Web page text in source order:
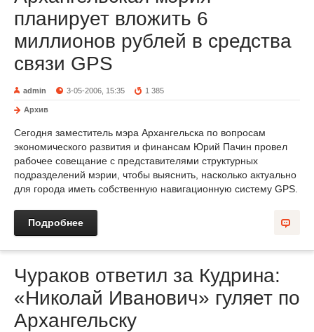
планирует вложить 6
миллионов рублей в средства
связи GPS
admin 3-05-2006, 15:35 1 385
Архив
Сегодня заместитель мэра Архангельска по вопросам
экономического развития и финансам Юрий Пачин провел
рабочее совещание с представителями структурных
подразделений мэрии, чтобы выяснить, насколько актуально
для города иметь собственную навигационную систему GPS.
Подробнее
Чураков ответил за Кудрина:
«Николай Иванович» гуляет по
Архангельску